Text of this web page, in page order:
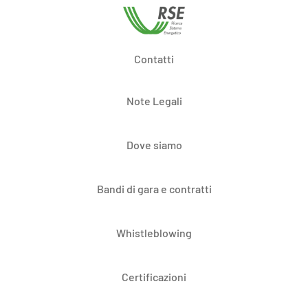
Contatti
Note Legali
Dove siamo
Bandi di gara e contratti
Whistleblowing
Certificazioni